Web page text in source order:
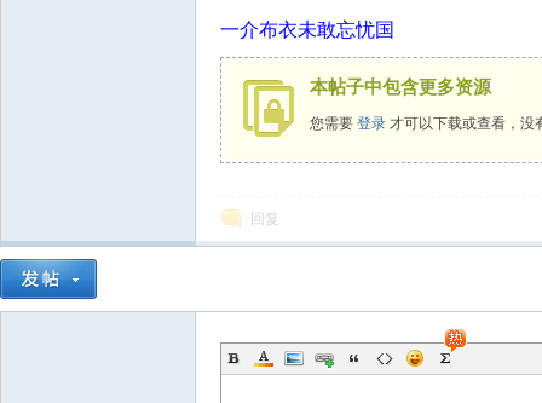
一介布衣未敢忘忧国
本帖子中包含更多资源
您需要 登录 才可以下载或查看，没
回复